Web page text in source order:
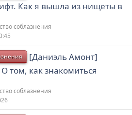
Как я вышла из нищеты в
соблазнения
[Даниэль Амонт]
том, как знакомиться
соблазнения